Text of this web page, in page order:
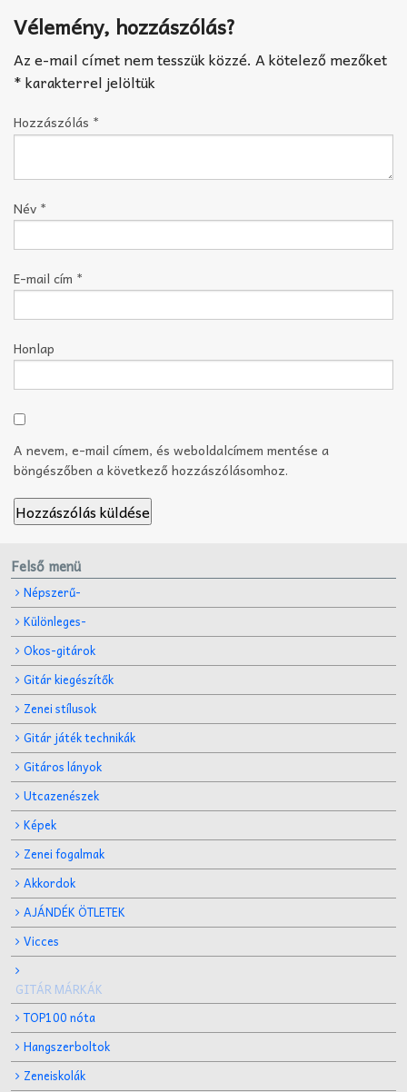
Vélemény, hozzászólás?
Az e-mail címet nem tesszük közzé. A kötelező mezőket
*karakterrel jelöltük
Hozzászólás *
Név *
E-mail cím *
Honlap
A nevem, e-mail címem, és weboldalcímem mentése a
böngészőben a következő hozzászólásomhoz.
Felső menü
Népszerű-
Különleges-
Okos-gitárok
Gitár kiegészítők
Zenei stílusok
Gitár játék technikák
Gitáros lányok
Utcazenészek
Képek
Zenei fogalmak
Akkordok
AJÁNDÉK ÖTLETEK
Vicces
GITÁR MÁRKÁK
TOP100 nóta
Hangszerboltok
Zeneiskolák